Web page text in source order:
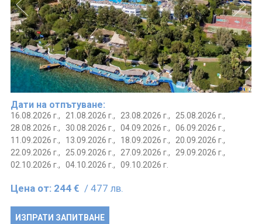
Дати на отпътуване:
16.08.2026 г., 21.08.2026 г., 23.08.2026 г., 25.08.2026 г.,
28.08.2026 г., 30.08.2026 г., 04.09.2026 г., 06.09.2026 г.,
11.09.2026 г., 13.09.2026 г., 18.09.2026 г., 20.09.2026 г.,
22.09.2026 г., 25.09.2026 г., 27.09.2026 г., 29.09.2026 г.,
02.10.2026 г., 04.10.2026 г., 09.10.2026 г.
Цена от: 244 € / 477 лв.
ИЗПРАТИ ЗАПИТВАНЕ